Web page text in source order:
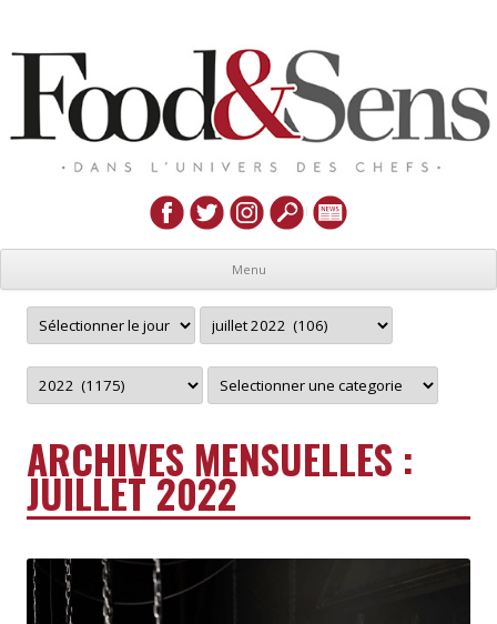
Menu
ARCHIVES MENSUELLES :
JUILLET 2022